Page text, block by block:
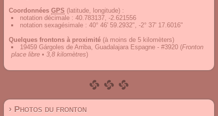
Coordonnées GPS (latitude, longitude) :
notation décimale : 40.783137, -2.621556
notation sexagésimale : 40° 46' 59.2932", -2° 37' 17.6016"
Quelques frontons à proximité (à moins de 5 kilomèters)
19459 Gárgoles de Arriba, Guadalajara Espagne - #3920 (Fronton
place libre • 3,8 kilomètres)
› Photos du fronton